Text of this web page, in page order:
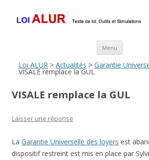
Loi ALUR
ALUR
Menu Aller au
Loi ALUR > Actualités > Garantie
VISALE remplace la GUL
VISALE remplace la GUL
Laisser une réponse
La Garantie Universelle des loyers est
dispositif restreint est mis en place par